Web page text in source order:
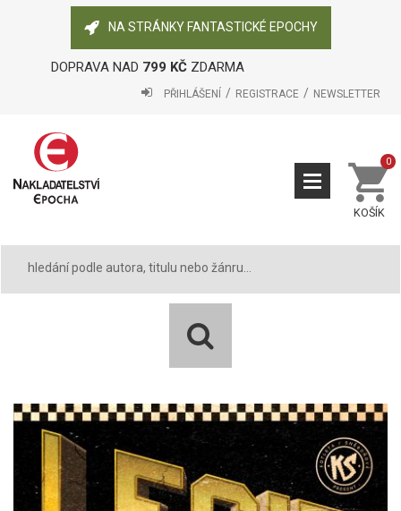
NA STRÁNKY FANTASTICKÉ EPOCHY
DOPRAVA NAD 799 KČZDARMA
PŘIHLÁŠENÍ REGISTRACE NEWSLETTER
KOŠÍK
0